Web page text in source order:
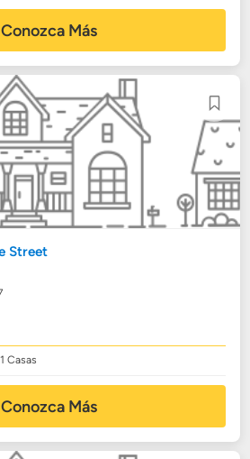
Conozca Más
Street
Casas
Conozca Más